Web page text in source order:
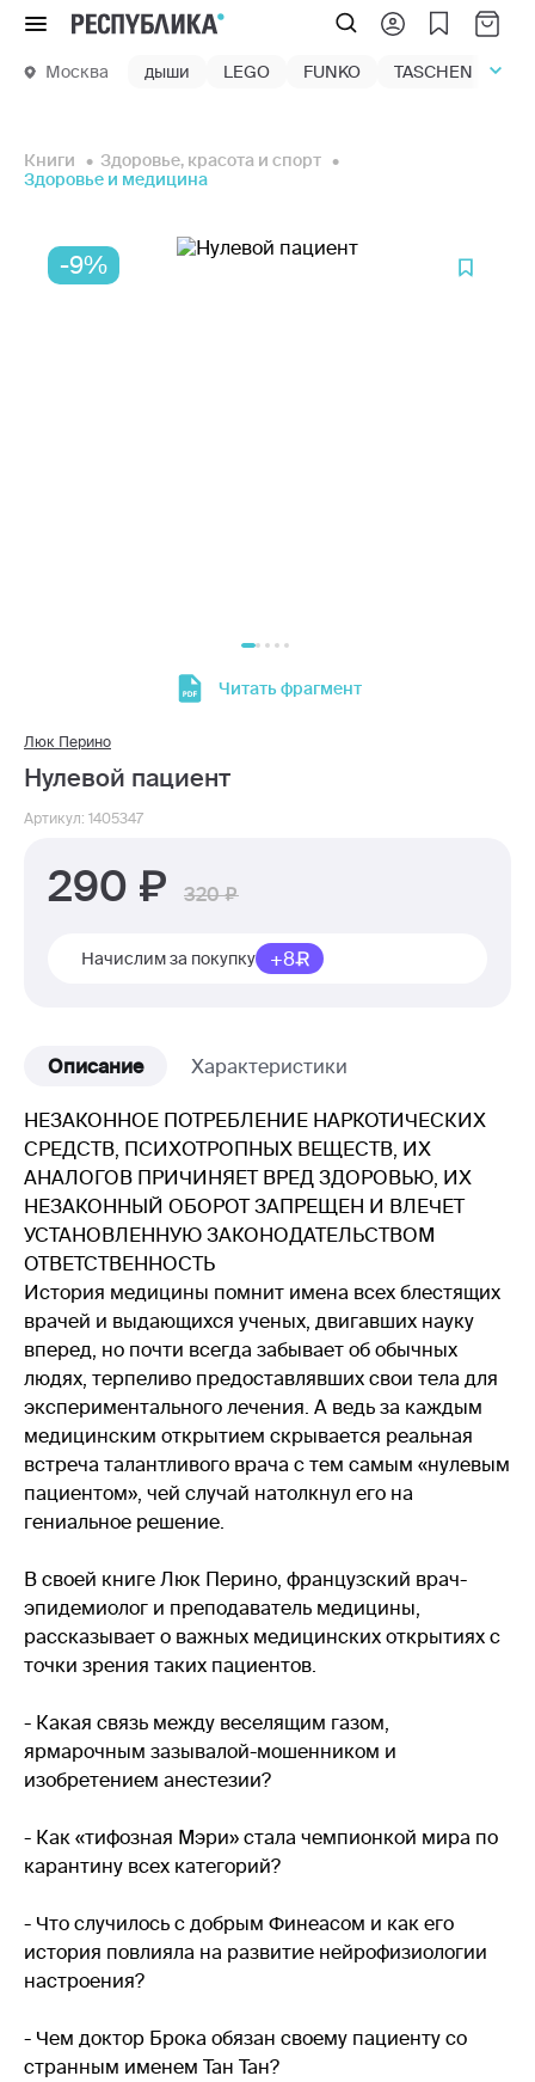
Меню
Москва дыши LEGO FUNKO TASCHEN
Книги
Здоровье, красота и спорт
Здоровье и медицина
-9%
Читать фрагмент
Люк Перино
Нулевой пациент
Артикул: 1405347
290 320
Начислим за покупку +8
Описание Характеристики
НЕЗАКОННОЕ ПОТРЕБЛЕНИЕ НАРКОТИЧЕСКИХ
СРЕДСТВ, ПСИХОТРОПНЫХ ВЕЩЕСТВ, ИХ
АНАЛОГОВ ПРИЧИНЯЕТ ВРЕД ЗДОРОВЬЮ, ИХ
НЕЗАКОННЫЙ ОБОРОТ ЗАПРЕЩЕН И ВЛЕЧЕТ
УСТАНОВЛЕННУЮ ЗАКОНОДАТЕЛЬСТВОМ
ОТВЕТСТВЕННОСТЬ
История медицины помнит имена всех блестящих
врачей и выдающихся ученых, двигавших науку
вперед, но почти всегда забывает об обычных
людях, терпеливо предоставлявших свои тела для
экспериментального лечения. А ведь за каждым
медицинским открытием скрывается реальная
встреча талантливого врача с тем самым «нулевым
пациентом», чей случай натолкнул его на
гениальное решение.
В своей книге Люк Перино, французский врач-
эпидемиолог и преподаватель медицины,
рассказывает о важных медицинских открытиях с
точки зрения таких пациентов.
- Какая связь между веселящим газом,
ярмарочным зазывалой-мошенником и
изобретением анестезии?
- Как «тифозная Мэри» стала чемпионкой мира по
карантину всех категорий?
- Что случилось с добрым Финеасом и как его
история повлияла на развитие нейрофизиологии
настроения?
- Чем доктор Брока обязан своему пациенту со
странным именем Тан Тан?